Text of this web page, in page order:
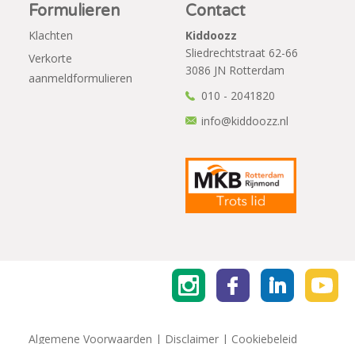
Formulieren
Klachten
Verkorte
aanmeldformulieren
Contact
Kiddoozz
Sliedrechtstraat 62-66
3086 JN Rotterdam
010 - 2041820
info@kiddoozz.nl
Algemene Voorwaarden | Disclaimer | Cookiebeleid